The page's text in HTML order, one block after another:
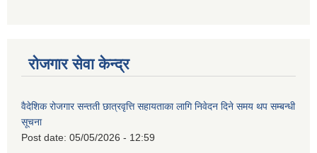
रोजगार सेवा केन्द्र
वैदेशिक रोजगार सन्तती छात्रवृत्ति सहायताका लागि निवेदन दिने समय थप सम्बन्धी
सूचना
Post date: 05/05/2026 - 12:59